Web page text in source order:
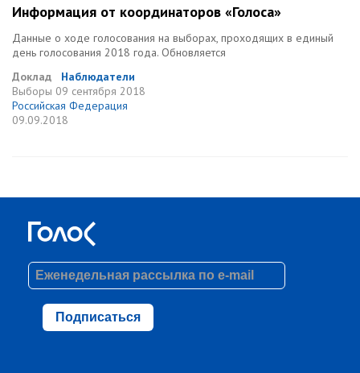
Информация от координаторов «Голоса»
Данные о ходе голосования на выборах, проходящих в единый
день голосования 2018 года. Обновляется
Доклад
Наблюдатели
Выборы 09 сентября 2018
Российская Федерация
09.09.2018
Подписаться